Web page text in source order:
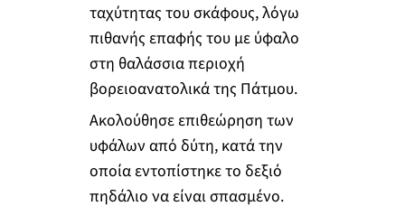
ταχύτητας του σκάφους, λόγω
πιθανής επαφής του με ύφαλο
στη θαλάσσια περιοχή
βορειοανατολικά της Πάτμου.
Ακολούθησε επιθεώρηση των
υφάλων από δύτη, κατά την
οποία εντοπίστηκε το δεξιό
πηδάλιο να είναι σπασμένο.